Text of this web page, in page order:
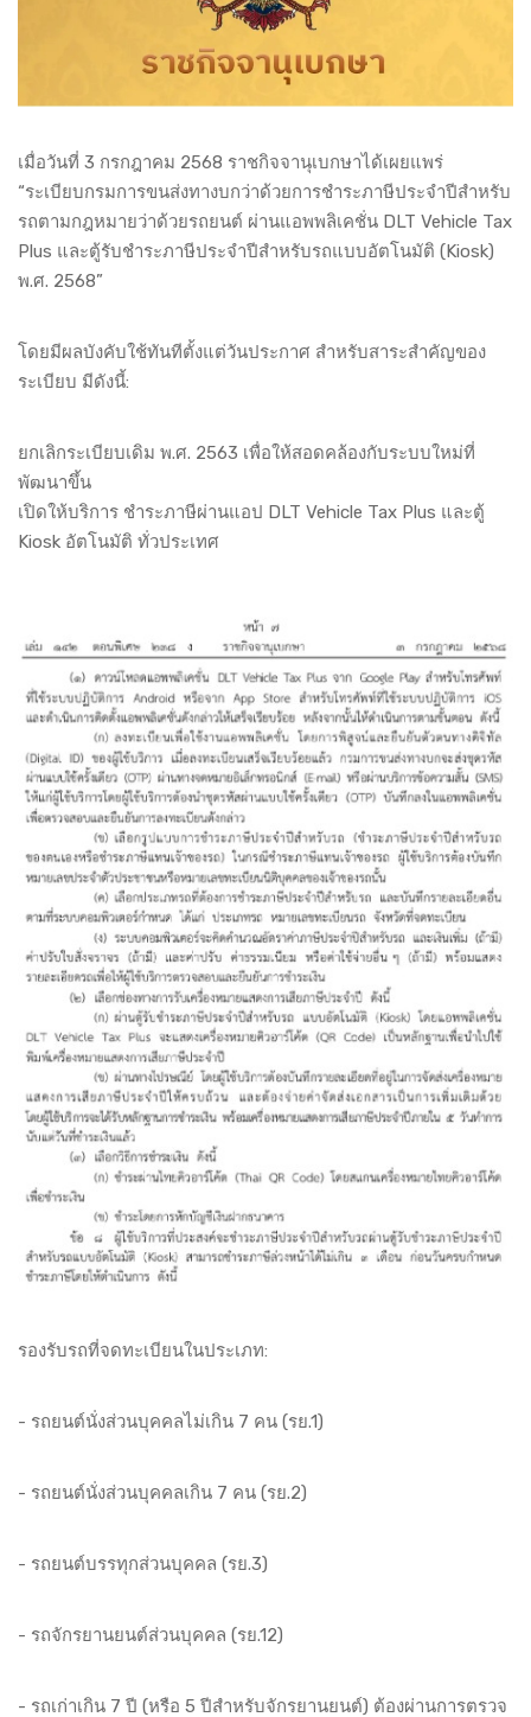
เมื่อวันที่ 3 กรกฎาคม 2568 ราชกิจจานุเบกษาได้เผยแพร่
“ระเบียบกรมการขนส่งทางบกว่าด้วยการชำระภาษีประจำปีสำหรับ
รถตามกฎหมายว่าด้วยรถยนต์ ผ่านแอพพลิเคชั่น DLT Vehicle Tax
Plus และตู้รับชำระภาษีประจำปีสำหรับรถแบบอัตโนมัติ (Kiosk)
พ.ศ. 2568”
โดยมีผลบังคับใช้ทันทีตั้งแต่วันประกาศ สำหรับสาระสำคัญของ
ระเบียบ มีดังนี้:
ยกเลิกระเบียบเดิม พ.ศ. 2563 เพื่อให้สอดคล้องกับระบบใหม่ที่
พัฒนาขึ้น
เปิดให้บริการ ชำระภาษีผ่านแอป DLT Vehicle Tax Plus และตู้
Kiosk อัตโนมัติ ทั่วประเทศ
รองรับรถที่จดทะเบียนในประเภท:
- รถยนต์นั่งส่วนบุคคลไม่เกิน 7 คน (รย.1)
- รถยนต์นั่งส่วนบุคคลเกิน 7 คน (รย.2)
- รถยนต์บรรทุกส่วนบุคคล (รย.3)
- รถจักรยานยนต์ส่วนบุคคล (รย.12)
- รถเก่าเกิน 7 ปี (หรือ 5 ปีสำหรับจักรยานยนต์) ต้องผ่านการตรวจ